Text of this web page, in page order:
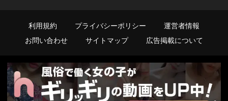
利用規約 プライバシーポリシー
運営者情報
お問い合わせ
サイトマップ 広告掲載について